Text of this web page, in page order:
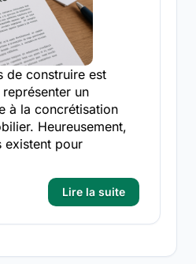
de construire est
un
à la concrétisation
Heureusement,
existent pour
Lire la suite